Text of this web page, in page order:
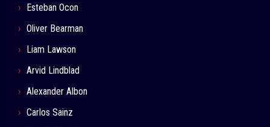
Esteban Ocon
Oliver Bearman
Liam Lawson
Arvid Lindblad
Alexander Albon
Carlos Sainz